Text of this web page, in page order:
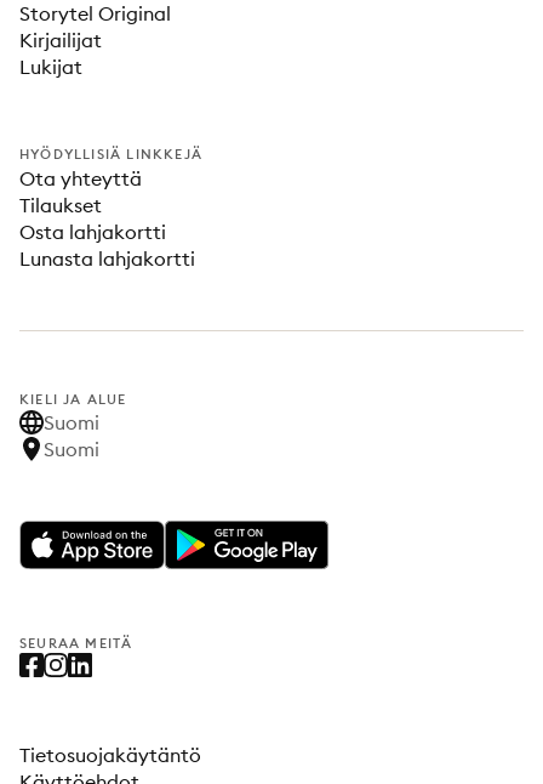
Storytel Original
Kirjailijat
Lukijat
HYÖDYLLISIÄ LINKKEJÄ
Ota yhteyttä
Tilaukset
Osta lahjakortti
Lunasta lahjakortti
KIELI JA ALUE
Suomi
Suomi
SEURAA MEITÄ
Tietosuojakäytäntö